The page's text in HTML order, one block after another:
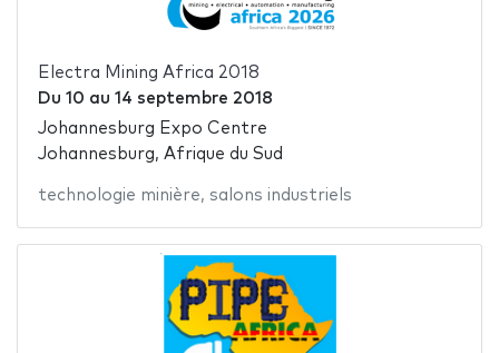
Electra Mining Africa 2018
Du 10 au 14 septembre 2018
Johannesburg Expo Centre
Johannesburg, Afrique du Sud
technologie minière, salons industriels